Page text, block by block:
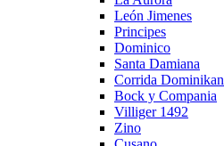
León Jimenes
Principes
Dominico
Santa Damiana
Corrida
Bock y Compania
Villiger 1492
Zino